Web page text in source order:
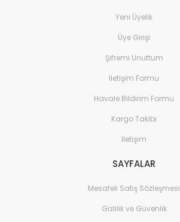
Yeni Üyelik
Üye Girişi
Şifremi Unuttum
İletişim Formu
Havale Bildirim Formu
Kargo Takibi
İletişim
SAYFALAR
Mesafeli Satış Sözleşmesi
Gizlilik ve Güvenlik